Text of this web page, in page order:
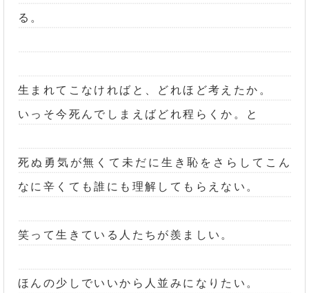
る。
生まれてこなければと、どれほど考えたか。
いっそ今死んでしまえばどれ程らくか。と
死ぬ勇気が無くて未だに生き恥をさらしてこん
なに辛くても誰にも理解してもらえない。
笑って生きている人たちが羨ましい。
ほんの少しでいいから人並みになりたい。